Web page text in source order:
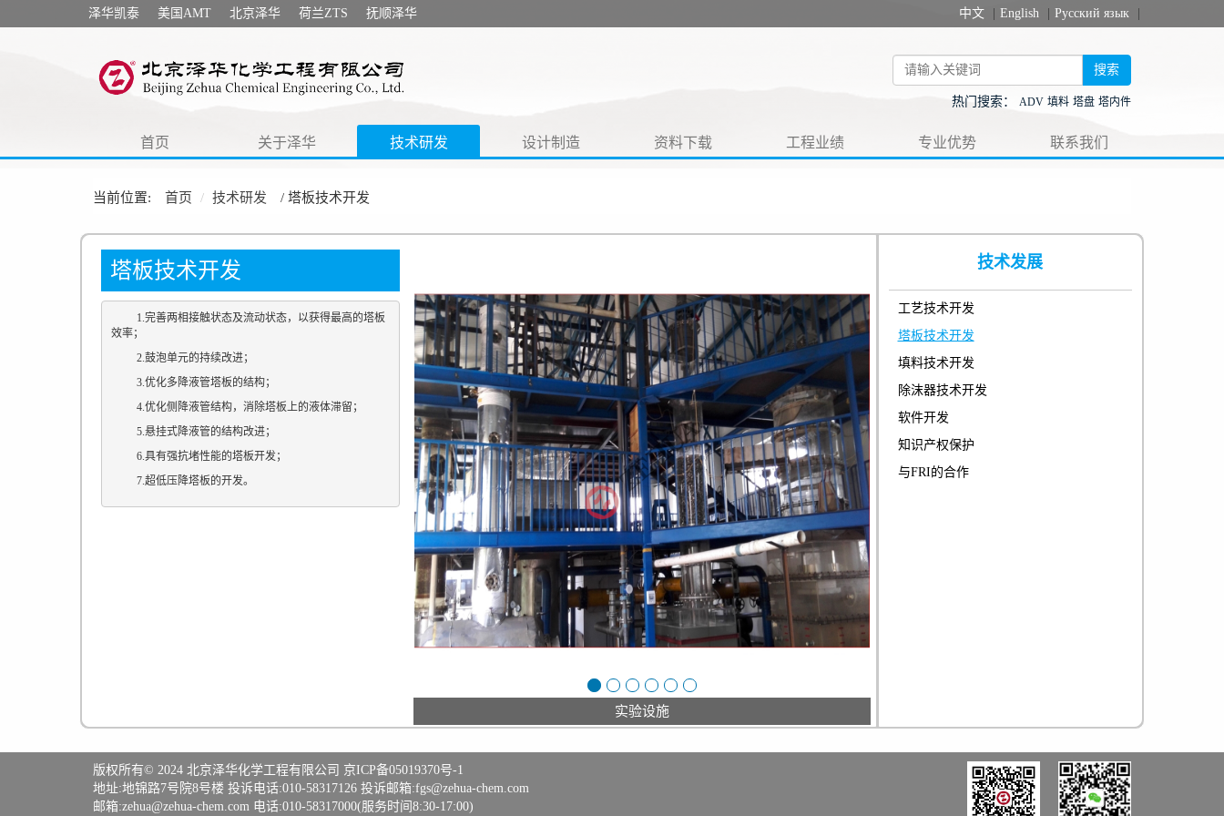
泽华凯泰 美国AMT 北京泽华 荷兰ZTS 抚顺泽华 中文 English Русский язык
搜索
热门搜索： ADV 填料 塔盘 塔内件
首页 关于泽华 技术研发 设计制造 资料下载 工程业绩 专业优势 联系我们
当前位置: 首页 技术研发 / 塔板技术开发
塔板技术开发
1.完善两相接触状态及流动状态，以获得最高的塔板
效率；
2.鼓泡单元的持续改进；
3.优化多降液管塔板的结构；
4.优化侧降液管结构，消除塔板上的液体滞留；
5.悬挂式降液管的结构改进；
6.具有强抗堵性能的塔板开发；
7.超低压降塔板的开发。
实验设施
技术发展
工艺技术开发
塔板技术开发
填料技术开发
除沫器技术开发
软件开发
知识产权保护
与FRI的合作
版权所有© 2024 北京泽华化学工程有限公司 京ICP备05019370号-1
地址:地锦路7号院8号楼 投诉电话:010-58317126 投诉邮箱:fgs@zehua-chem.com
邮箱:zehua@zehua-chem.com 电话:010-58317000(服务时间8:30-17:00)